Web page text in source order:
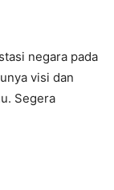
negara pada
visi dan
Segera